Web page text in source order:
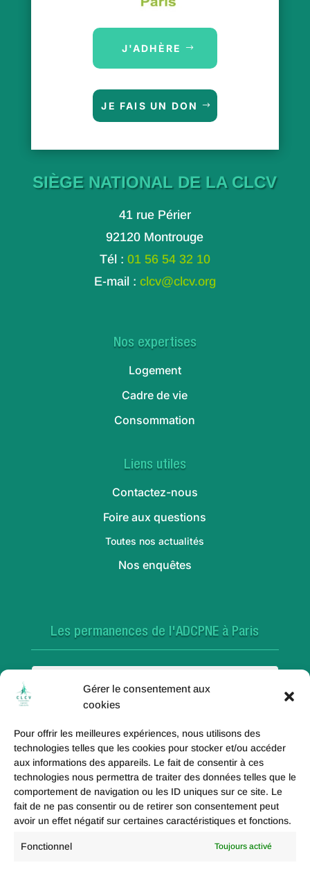
Gérer le consentement aux
cookies
Pour offrir les meilleures expériences, nous utilisons des
technologies telles que les cookies pour stocker et/ou accéder
aux informations des appareils. Le fait de consentir à ces
technologies nous permettra de traiter des données telles que le
comportement de navigation ou les ID uniques sur ce site. Le
fait de ne pas consentir ou de retirer son consentement peut
avoir un effet négatif sur certaines caractéristiques et fonctions.
Fonctionnel Toujours activé
J'ADHÈRE
JE FAIS UN DON
SIÈGE NATIONAL DE LA CLCV
41 rue Périer
92120 Montrouge
Tél : 01 56 54 32 10
E-mail : clcv@clcv.org
Nos expertises
Logement
Cadre de vie
Consommation
Liens utiles
Contactez-nous
Foire aux questions
Toutes nos actualités
Nos enquêtes
Les permanences de l'ADCPNE à Paris
Paris 18e
Paris 20e
Paris 19e